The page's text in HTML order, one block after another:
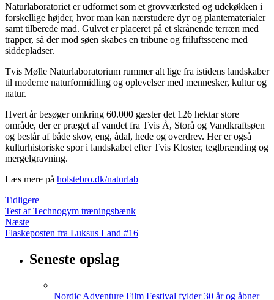
Naturlaboratoriet er udformet som et grovværksted og udekøkken i
forskellige højder, hvor man kan nærstudere dyr og plantematerialer
samt tilberede mad. Gulvet er placeret på et skrånende terræn med
trapper, så der mod søen skabes en tribune og friluftsscene med
siddepladser.
Tvis Mølle Naturlaboratorium rummer alt lige fra istidens landskaber
til moderne naturformidling og oplevelser med mennesker, kultur og
natur.
Hvert år besøger omkring 60.000 gæster det 126 hektar store
område, der er præget af vandet fra Tvis Å, Storå og Vandkraftsøen
og består af både skov, eng, ådal, hede og overdrev. Her er også
kulturhistoriske spor i landskabet efter Tvis Kloster, teglbrænding og
mergelgravning.
Læs mere på holstebro.dk/naturlab
Tidligere
Test af Technogym træningsbænk
Næste
Flaskeposten fra Luksus Land #16
Seneste opslag
Nordic Adventure Film Festival fylder 30 år og åbner